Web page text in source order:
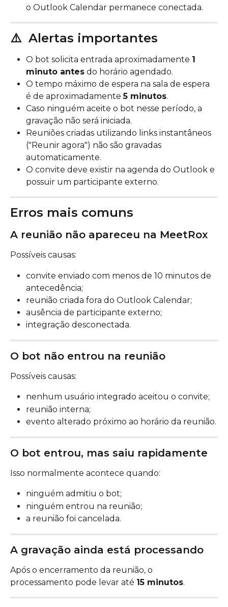
o Outlook Calendar permanece conectada.
⚠️  Alertas importantes
O bot solicita entrada aproximadamente 1
minuto antes do horário agendado.
O tempo máximo de espera na sala de espera
é de aproximadamente 5 minutos.
Caso ninguém aceite o bot nesse período, a
gravação não será iniciada.
Reuniões criadas utilizando links instantâneos
("Reunir agora") não são gravadas
automaticamente.
O convite deve existir na agenda do Outlook e
possuir um participante externo.
Erros mais comuns
A reunião não apareceu na MeetRox
Possíveis causas:
convite enviado com menos de 10 minutos de
antecedência;
reunião criada fora do Outlook Calendar;
ausência de participante externo;
integração desconectada.
O bot não entrou na reunião
Possíveis causas:
nenhum usuário integrado aceitou o convite;
reunião interna;
evento alterado próximo ao horário da reunião.
O bot entrou, mas saiu rapidamente
Isso normalmente acontece quando:
ninguém admitiu o bot;
ninguém entrou na reunião;
a reunião foi cancelada.
A gravação ainda está processando
Após o encerramento da reunião, o
processamento pode levar até 15 minutos.